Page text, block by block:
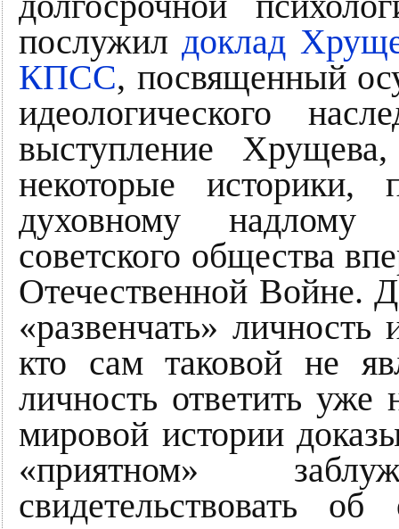
послужилдоклад
КПСС, посвященный
идеологического
выступление
некоторые историки,
духовному
советского общества
Отечественной Войне.
«развенчать» личность
кто сам таковой не
личность ответить
мировой истории
«приятном»
свидетельствовать